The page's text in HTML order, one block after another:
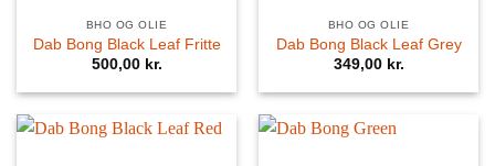
BHO OG OLIE
Dab Bong Black Leaf Fritte
500,00 kr.
BHO OG OLIE
Dab Bong Black Leaf Grey
349,00 kr.